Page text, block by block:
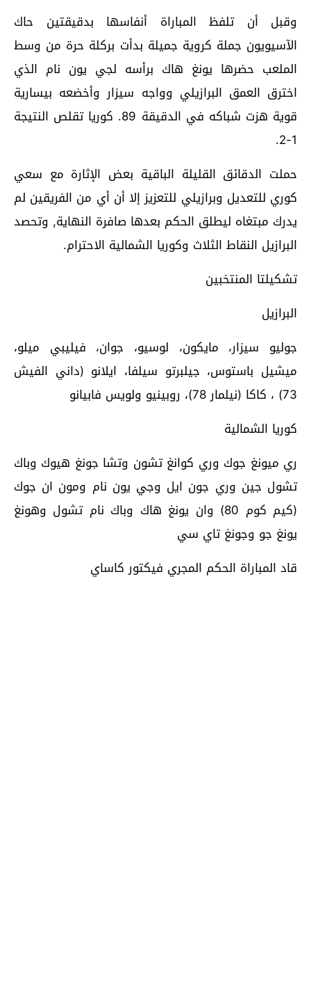
وقبل أن تلفظ المباراة أنفاسها بدقيقتين حاك
الآسيويون جملة كروية جميلة بدأت بركلة حرة من وسط
الملعب حضرها يونغ هاك برأسه لجي يون نام الذي
اخترق العمق البرازيلي وواجه سيزار وأخضعه بيسارية
قوية هزت شباكه في الدقيقة 89. كوريا تقلص النتيجة
1-2.
حملت الدقائق القليلة الباقية بعض الإثارة مع سعي
كوري للتعديل وبرازيلي للتعزيز إلا أن أي من الفريقين لم
يدرك مبتغاه ليطلق الحكم بعدها صافرة النهاية, وتحصد
البرازيل النقاط الثلاث وكوريا الشمالية الاحترام.
تشكيلتا المنتخبين
البرازيل
جوليو سيزار، مايكون، لوسيو، جوان، فيليبي ميلو،
ميشيل باستوس، جيلبرتو سيلفا، ايلانو (داني الفيش
73) ، كاكا (نيلمار 78)، روبينيو ولويس فابيانو
كوريا الشمالية
ري ميونغ جوك وري كوانغ تشون وتشا جونغ هيوك وباك
تشول جين وري جون ايل وجي يون نام ومون ان جوك
(كيم كوم 80) وان يونغ هاك وباك نام تشول وهونغ
يونغ جو وجونغ تاي سي
قاد المباراة الحكم المجري فيكتور كاساي